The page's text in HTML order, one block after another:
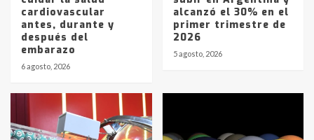
cardiovascular
antes, durante y
después del
embarazo
6 agosto, 2026
alcanzó el 30% en el
primer trimestre de
2026
5 agosto, 2026